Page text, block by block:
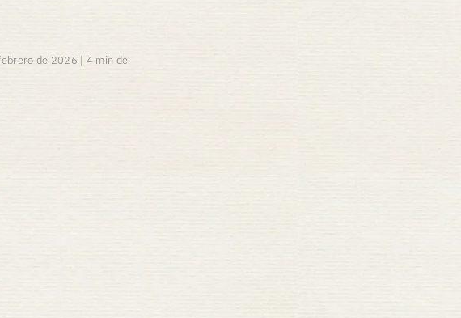
de 2026 | 4 min de